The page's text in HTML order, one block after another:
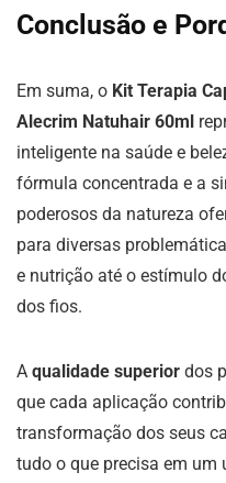
Conclusão e
Em suma, o Kit Terapia
Alecrim Natuhair 60ml
inteligente na saúde e
fórmula concentrada e a
poderosos da natureza
para diversas
e nutrição até o estímulo
dos fios.
A qualidade superior dos
que cada aplicação
transformação dos seus
tudo o que precisa em um